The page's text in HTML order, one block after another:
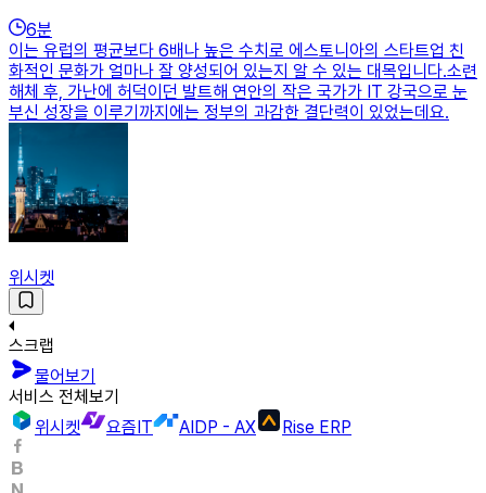
6분
이는 유럽의 평균보다 6배나 높은 수치로 에스토니아의 스타트업 친
화적인 문화가 얼마나 잘 양성되어 있는지 알 수 있는 대목입니다.​소련
해체 후, 가난에 허덕이던 발트해 연안의 작은 국가가 IT 강국으로 눈
부신 성장을 이루기까지에는 정부의 과감한 결단력이 있었는데요.
위시켓
스크랩
물어보기
서비스 전체보기
위시켓
요즘IT AIDP - AX Rise ERP